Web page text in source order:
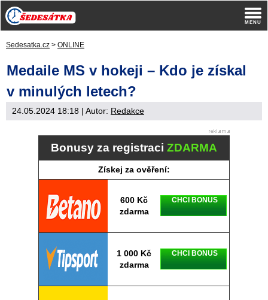
Sedesatka.cz > ONLINE
Medaile MS v hokeji – Kdo je získal
v minulých letech?
24.05.2024 18:18 | Autor: Redakce
Bonusy za registraci ZDARMA
Získej za ověření:
600 Kč
zdarma
CHCI BONUS
1 000 Kč
zdarma
CHCI BONUS